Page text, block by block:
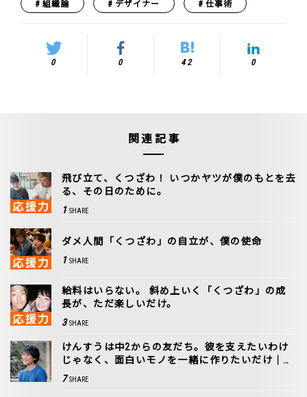
組織論 デザイナー 仕事術
0 0 42 0
関連記事
飛び立て、くつざわ！ いつかヤツが僕のもとを去
る、その日のために。
1 SHARE
ダメ人間「くつざわ」の自立が、僕の使命
1 SHARE
給料はいらない。 斜め上いく「くつざわ」の成
長が、ただ楽しいだけ。
3 SHARE
けんすうは中2からの友だち。彼を支えたいわけ
じゃなく、面白いモノを一緒に作りたいだけ｜ア
ル 和田修一
7 SHARE